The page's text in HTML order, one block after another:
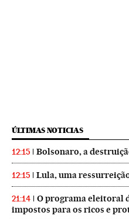
ÚLTIMAS NOTICIAS
12:15 Bolsonaro, a
12:15 Lula, uma
21:14
O programa eleitoral
impostos para os ricos e